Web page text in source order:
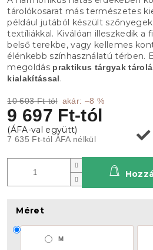
10 603 Ft-tól akár: –8 %
9 697 Ft-tól
7 635 Ft-tól ÁFA nélkül
Méret
M
tárolókosarat más természetes
például jutából készült
textíliákkal. Kiválóan illeszkedik a
belső terekbe, vagy kellemes
élénkebb színhasználatú térben.
megoldás praktikus tárgyak
kialakítással.